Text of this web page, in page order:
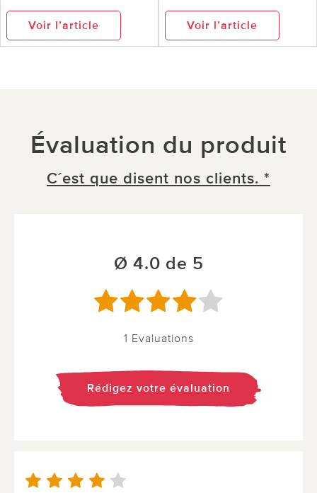
Voir l’article Voir l’article
Évaluation du produit
C´est que disent nos clients. *
Ø 4.0 de 5
1 Evaluations
Rédigez votre évaluation